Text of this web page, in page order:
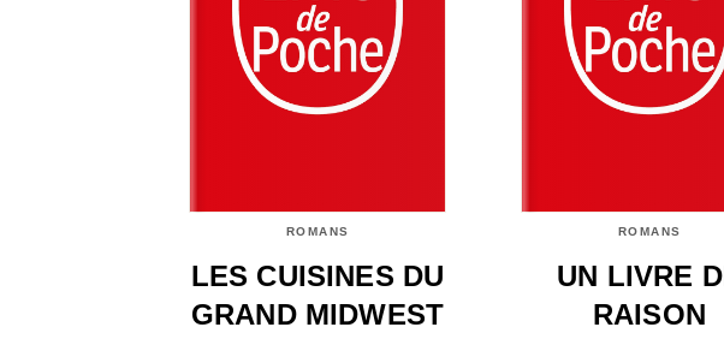
ROMANS
LES CUISINES DU
GRAND MIDWEST
ROMANS
UN LIVRE
RAISON